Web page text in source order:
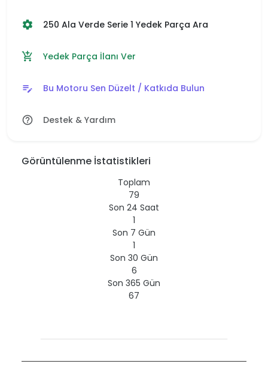
settings 250 Ala Verde Serie 1 Yedek Parça Ara
add_shopping_cart Yedek Parça İlanı Ver
edit_note Bu Motoru Sen Düzelt / Katkıda Bulun
help_outline Destek & Yardım
Görüntülenme İstatistikleri
Toplam
79
Son 24 Saat
1
Son 7 Gün
1
Son 30 Gün
6
Son 365 Gün
67